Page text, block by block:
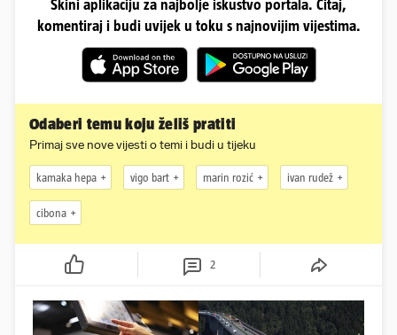
Skini aplikaciju za najbolje iskustvo portala. Čitaj,
komentiraj i budi uvijek u toku s najnovijim vijestima.
Odaberi temu koju želiš pratiti
Primaj sve nove vijesti o temi i budi u tijeku
kamaka hepa vigo bart marin rozić ivan rudež
cibona
2